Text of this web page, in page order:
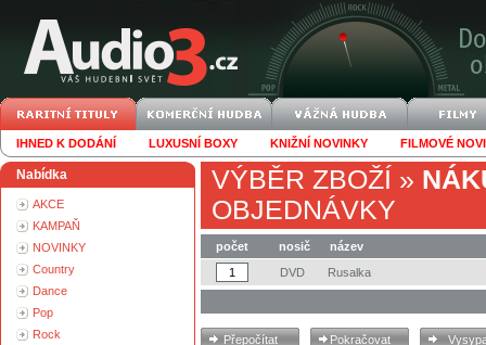
IHNED K DODÁNÍ LUXUSNÍ BOXY KNIŽNÍ NOVINKY FILMOVÉ
Nabídka
AKCE
KAMPAŇ
NOVINKY
Country
Dance
Pop
Rock
VÝBĚR ZBOŽÍ »
OBJEDNÁVKY
počet nosič
název
DVD
Rusalka